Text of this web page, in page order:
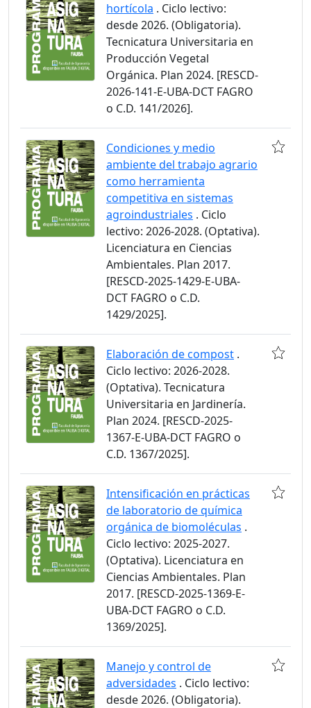
hortícola . Ciclo lectivo:
desde 2026. (Obligatoria).
Tecnicatura Universitaria en
Producción Vegetal
Orgánica. Plan 2024. [RESCD-
2026-141-E-UBA-DCT FAGRO
o C.D. 141/2026].
Condiciones y medio
ambiente del trabajo agrario
como herramienta
competitiva en sistemas
agroindustriales . Ciclo
lectivo: 2026-2028. (Optativa).
Licenciatura en Ciencias
Ambientales. Plan 2017.
[RESCD-2025-1429-E-UBA-
DCT FAGRO o C.D.
1429/2025].
Elaboración de compost .
Ciclo lectivo: 2026-2028.
(Optativa). Tecnicatura
Universitaria en Jardinería.
Plan 2024. [RESCD-2025-
1367-E-UBA-DCT FAGRO o
C.D. 1367/2025].
Intensificación en prácticas
de laboratorio de química
orgánica de biomoléculas .
Ciclo lectivo: 2025-2027.
(Optativa). Licenciatura en
Ciencias Ambientales. Plan
2017. [RESCD-2025-1369-E-
UBA-DCT FAGRO o C.D.
1369/2025].
Manejo y control de
adversidades . Ciclo lectivo:
desde 2026. (Obligatoria).